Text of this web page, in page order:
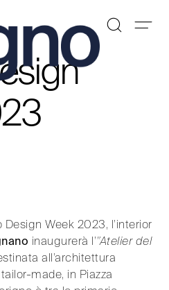
Week 2023, l’interior
inaugurerà l’”Atelier del
all’architettura
made, in Piazza